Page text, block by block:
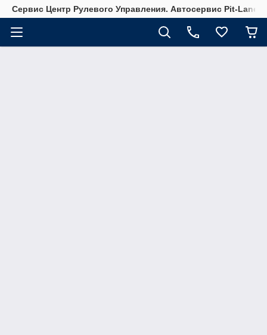
Сервис Центр Рулевого Управления. Автосервис Pit-Lane